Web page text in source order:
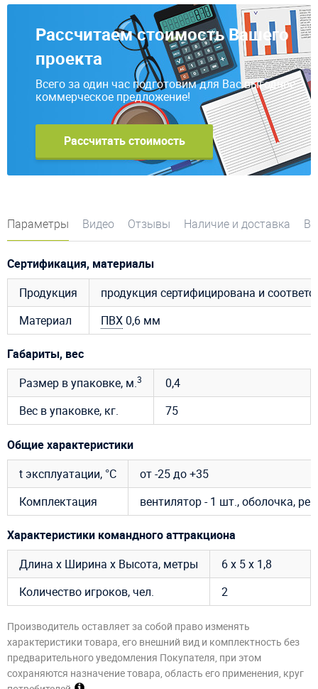
Рассчитаем стоимость Вашего
проекта
Всего за один час подготовим для Вас выгодное
коммерческое предложение!
Рассчитать стоимость
Параметры Видео Отзывы Наличие и доставка
Сертификация, материалы
Продукция
продукция сертифицирована и
Материал
ПВХ0,6 мм
Габариты, вес
Размер в упаковке, м.3
0,4
Вес в упаковке, кг.
75
Общие характеристики
t эксплуатации, °C
от -25 до +35
Комплектация
вентилятор - 1 шт., оболочка,
Характеристики командного аттракциона
Длина х Ширина х Высота, метры
6 х 5 х 1,8
Количество игроков, чел.
2
Производитель оставляет за собой право изменять
характеристики товара, его внешний вид и комплектность без
предварительного уведомления Покупателя, при этом
сохраняются назначение товара, область его применения, круг